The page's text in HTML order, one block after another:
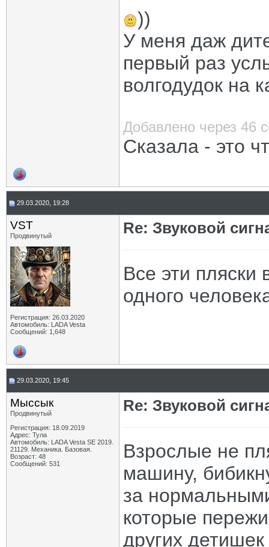
))
У меня даж
первый раз
волгодудок на
Добавлено через 46
Сказала - это
29.03.2020, 19:28
VST
Продвинутый
Регистрация: 26.03.2020
Автомобиль: LADA Vesta
Сообщений: 1,648
Re: Звуковой
Все эти пляски
одного
29.03.2020, 19:45
Мыссык
Продвинутый
Регистрация: 18.09.2019
Адрес: Тула
Автомобиль: LADA Vesta SE 2019.
21129. Механика. Базовая.
Возраст: 48
Сообщений: 531
Re: Звуковой
Взрослые не
машину,
за
которые
других